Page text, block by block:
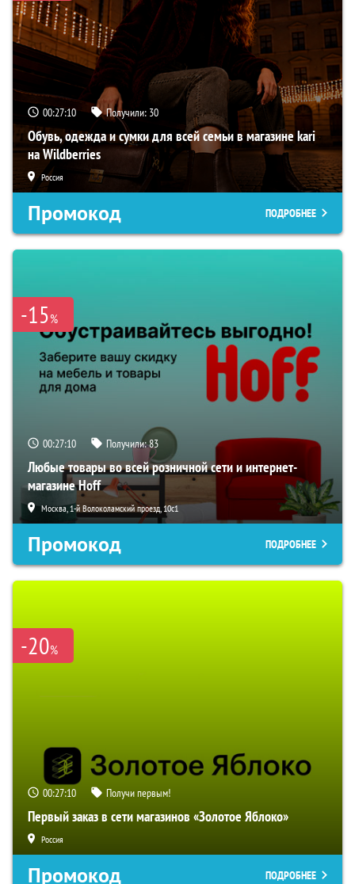
00:27:09 Получили: 30
Обувь, одежда и сумки для всей семьи в магазине kari
на Wildberries
Россия
Промокод ПОДРОБНЕЕ
-15%
00:27:09 Получили:83
Любые товары во всей розничной сети и интернет-
магазине Hoff
Москва, 1-й Волоколамский проезд, 10с1
Промокод ПОДРОБНЕЕ
-20%
00:27:09 Получи первым!
Первый заказ в сети магазинов «Золотое Яблоко»
Россия
Промокод ПОДРОБНЕЕ